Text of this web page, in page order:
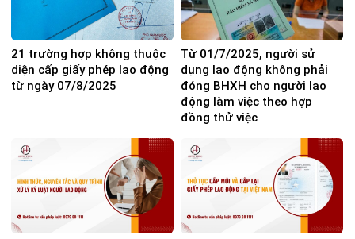
21 trường hợp không thuộc
diện cấp giấy phép lao động
từ ngày 07/8/2025
Từ 01/7/2025, người sử
dụng lao động không phải
đóng BHXH cho người lao
động làm việc theo hợp
đồng thử việc